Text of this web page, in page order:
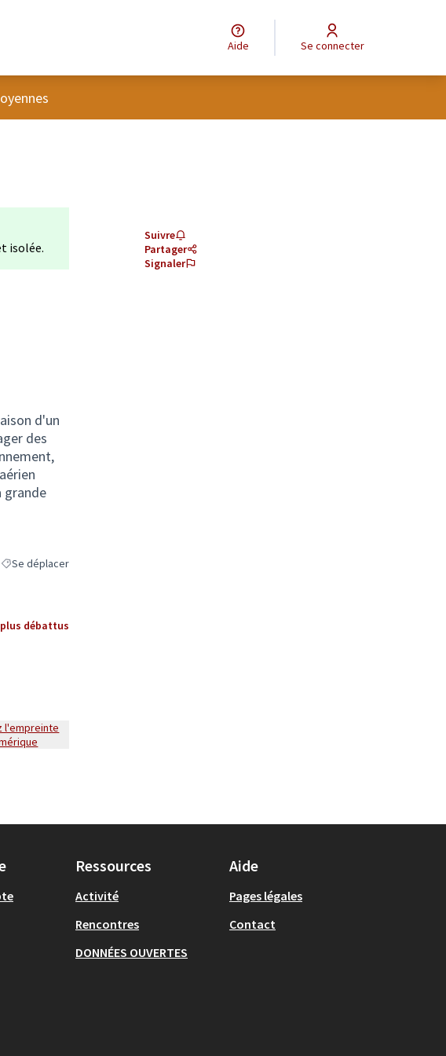
Aide Se connecter
isolée.
d'un
des
grande
Filtrer les résultats de la catégorie : Se déplacer
Se déplacer
Suivre
Partager
Signaler
plus débattus
Ressources
Activité
Rencontres
DONNÉES OUVERTES
Aide
Pages légales
Contact